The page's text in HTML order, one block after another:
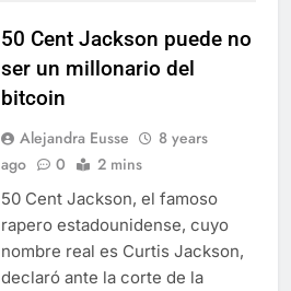
50 Cent Jackson puede no
ser un millonario del
bitcoin
Alejandra Eusse
8 years
ago
0 2 mins
50 Cent Jackson, el famoso
rapero estadounidense, cuyo
nombre real es Curtis Jackson,
declaró ante la corte de la